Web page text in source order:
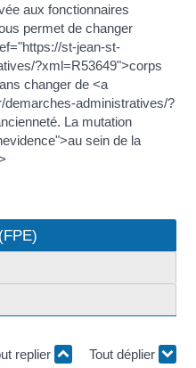
aux fonctionnaires
permet de changer
st-jean-st-
?xml=R53649">corps
changer de <a
demarches-administratives/?
La mutation
sein de la
replier Tout déplier